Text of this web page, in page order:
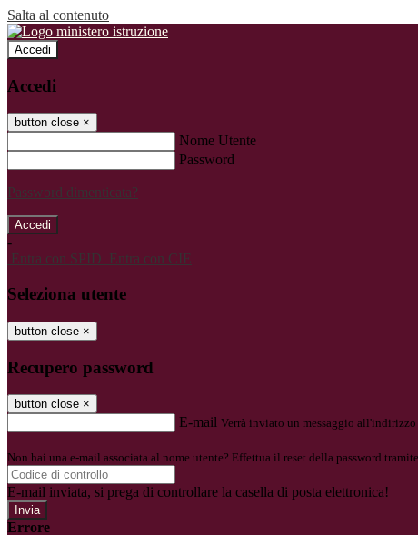
Salta al contenuto
Accedi
Accedi
button close ×
Nome Utente
Password
Password dimenticata?
-
Entra con SPID Entra con CIE
Seleziona utente
button close ×
Recupero password
button close ×
E-mail Verrà inviato un messaggio
Non hai una e-mail associata al nome utente? Effettua il reset della password
E-mail inviata, si prega di controllare la casella di posta elettronica!
Errore